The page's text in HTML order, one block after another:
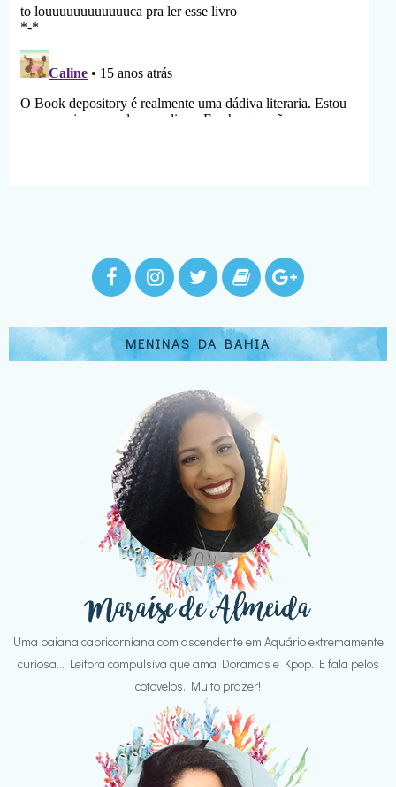
MENINAS DA BAHIA
Uma baiana capricorniana com ascendente em Aquário extremamente
curiosa... Leitora compulsiva que ama Doramas e Kpop. E fala pelos
cotovelos. Muito prazer!